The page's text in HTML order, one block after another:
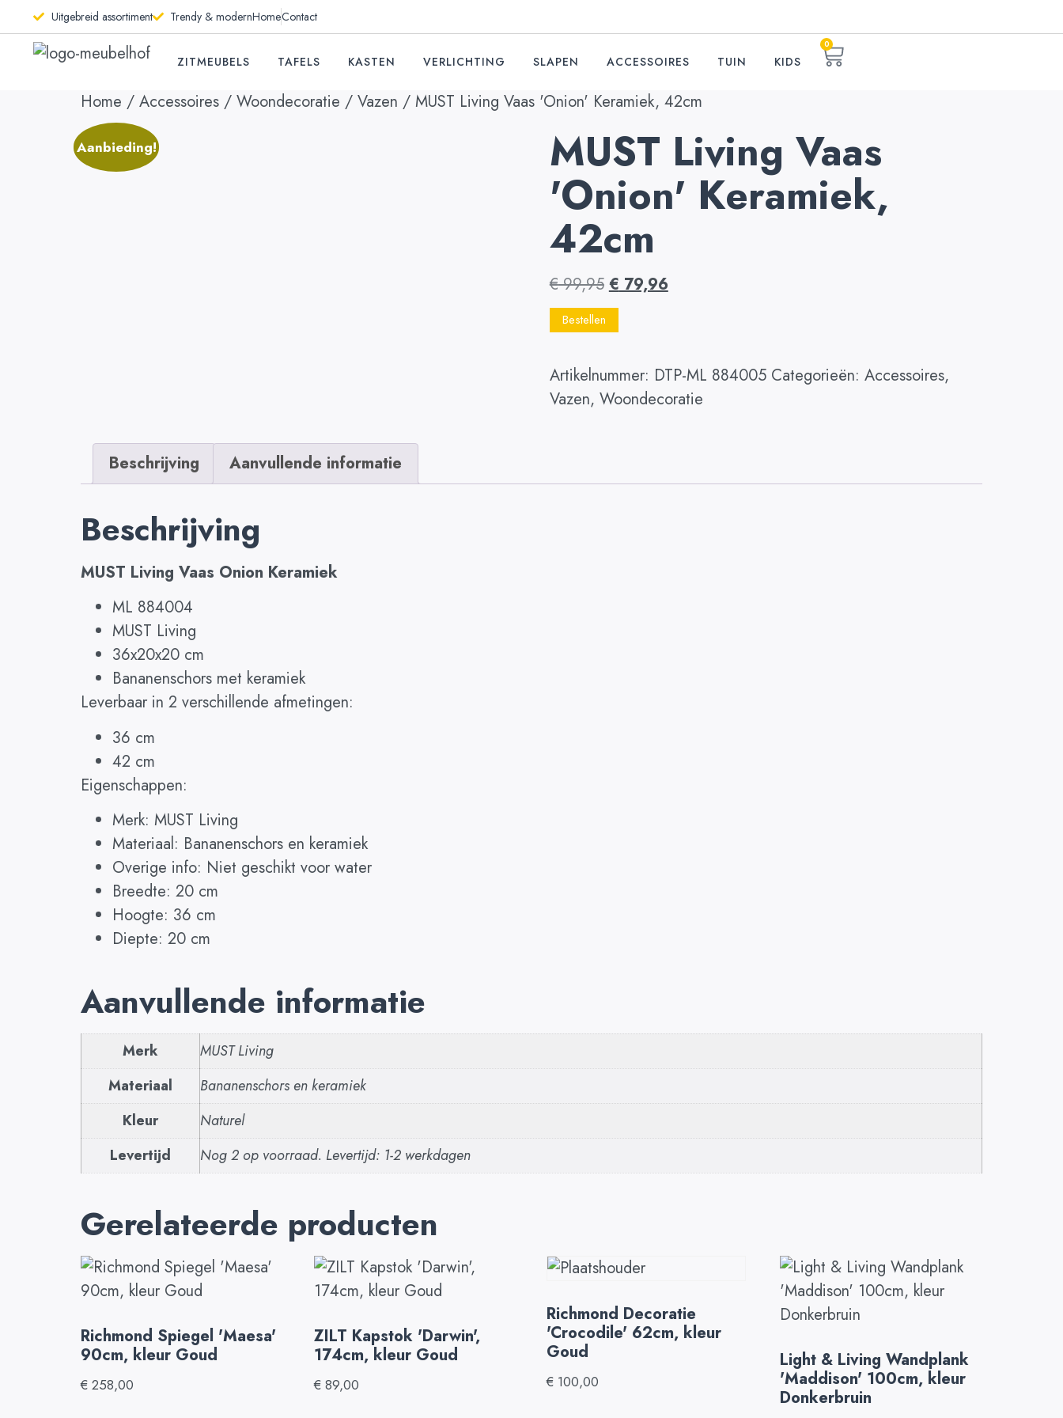
Uitgebreid assortiment Trendy & modernHomeContact
ZITMEUBELS TAFELS KASTEN VERLICHTING SLAPEN ACCESSOIRES TUIN KIDS
0
Home / Accessoires / Woondecoratie / Vazen / MUST Living Vaas 'Onion' Keramiek, 42cm
Aanbieding! MUST Living Vaas
'Onion' Keramiek,
42cm
€99,95 €79,96
Bestellen
Artikelnummer: DTP-ML 884005 Categorieën: Accessoires,
Vazen, Woondecoratie
Beschrijving Aanvullende informatie
Beschrijving
MUST Living Vaas Onion Keramiek
ML 884004
MUST Living
36x20x20 cm
Bananenschors met keramiek
Leverbaar in 2 verschillende afmetingen:
36 cm
42 cm
Eigenschappen:
Merk: MUST Living
Materiaal: Bananenschors en keramiek
Overige info: Niet geschikt voor water
Breedte: 20 cm
Hoogte: 36 cm
Diepte: 20 cm
Aanvullende informatie
Merk
MUST Living
Materiaal
Bananenschors en keramiek
Kleur
Naturel
Levertijd
Nog 2 op voorraad. Levertijd: 1-2 werkdagen
Gerelateerde producten
Richmond Spiegel 'Maesa'
90cm, kleur Goud
€ 258,00
ZILT Kapstok 'Darwin',
174cm, kleur Goud
€89,00
Richmond Decoratie
'Crocodile' 62cm, kleur
Goud
€ 100,00
Light & Living Wandplank
'Maddison' 100cm, kleur
Donkerbruin